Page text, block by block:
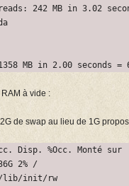
242 MB in 3.02
MB in 2.00 seconds =
à vide :
de swap au lieu de 1G
Disp. %Occ. Monté sur
2% /
/lib/init/rw